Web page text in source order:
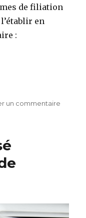
de filiation
en
:
un commentaire